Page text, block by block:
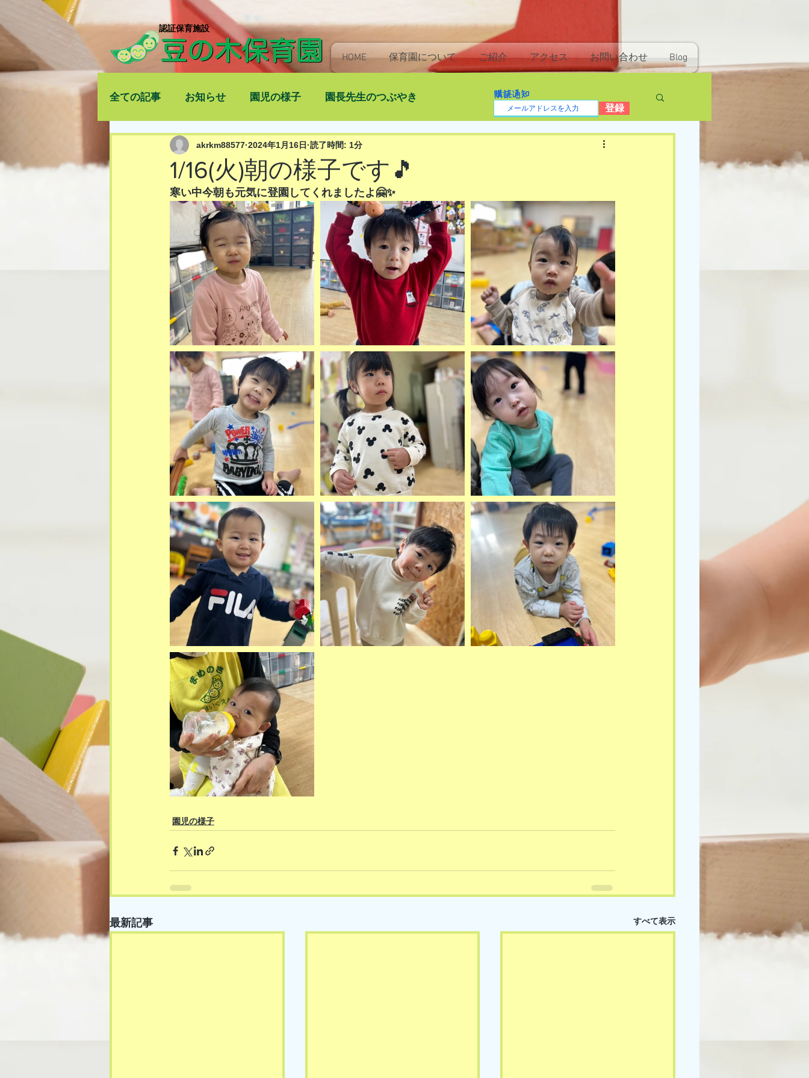
​認証保育施設
HOME 保育園について ご紹介 アクセス お問い合わせ Blog
全ての記事 お知らせ 園児の様子 園長先生のつぶやき
1/16(火)朝の様子です🎵
akrkm88577 2024年1月16日 読了時間: 1分
寒い中今朝も元気に登園してくれましたよ🤗✨
園児の様子
最新記事 すべて表示
購読通知
登録